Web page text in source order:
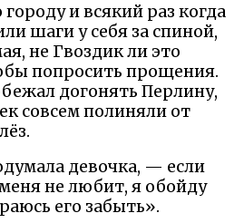
и всякий раз когда
шаги у себя за спиной,
не Гвоздик ли это
попросить прощения.
догонять Перлину,
совсем полиняли от
девочка, — если
не любит, я обойду
его забыть».